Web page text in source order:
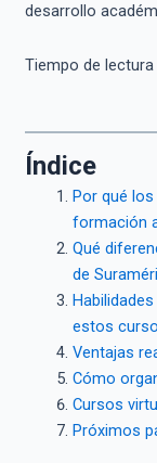
desarrollo
Tiempo de
Índice
Por qué
formación
Qué
de
estos
Ventajas
Cómo
Cursos
Próximos